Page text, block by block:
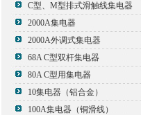
C型、M型排式滑触线集电器
2000A集电器
2000A外调式集电器
68A C型双杆集电器
80A C型用集电器
10集电器（铝合金）
100A集电器（铜滑线）